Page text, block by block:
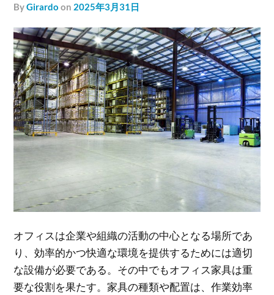
byGirardo on 2025年3月31日
オフィスは企業や組織の活動の中心となる場所であ
り、効率的かつ快適な環境を提供するためには適切
な設備が必要である。 その中でもオフィス家具は重
要な役割を果たす。家具の種類や配置は、作業効率